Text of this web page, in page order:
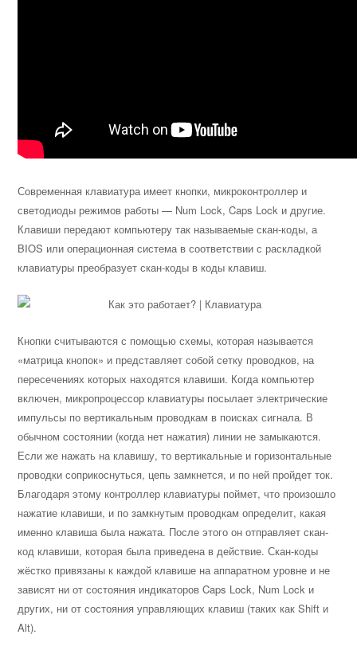
Современная клавиатура имеет кнопки, микроконтроллер и
светодиоды режимов работы — Num Lock, Caps Lock и другие.
Клавиши передают компьютеру так называемые скан-коды, а
BIOS или операционная система в соответствии с раскладкой
клавиатуры преобразует скан-коды в коды клавиш.
Кнопки считываются с помощью схемы, которая называется
«матрица кнопок» и представляет собой сетку проводков, на
пересечениях которых находятся клавиши. Когда компьютер
включен, микропроцес­сор клавиатуры посылает электрические
импульсы по вертикальным проводкам в поисках сигнала. В
обычном состоянии (когда нет нажатия) линии не замыкаются.
Если же нажать на клавишу, то вертикальные и горизонтальные
проводки соприкоснуться, цепь замкнется, и по ней пройдет ток.
Благодаря этому контроллер клавиатуры поймет, что произошло
нажатие клавиши, и по замкнутым проводкам определит, какая
именно клавиша была нажата. После этого он отправляет скан-
код клавиши, которая была приведена в действие. Скан-коды
жёстко привязаны к каждой клавише на аппаратном уровне и не
зависят ни от состояния индикаторов Caps Lock, Num Lock и
других, ни от состояния управляющих клавиш (таких как Shift и
Alt).